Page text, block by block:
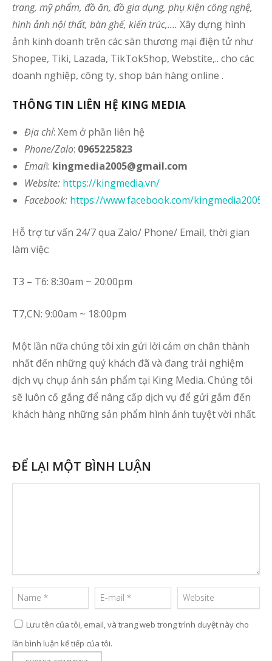
trang, mỹ phẩm, đồ ăn, đồ gia dụng, phụ kiện công nghệ,
hình ảnh nội thất, bàn ghế, kiến trúc,…. Xây dựng hình
ảnh kinh doanh trên các sàn thương mại điện tử như
Shopee, Tiki, Lazada, TikTokShop, Webstite,.. cho các
doanh nghiệp, công ty, shop bán hàng online .
THÔNG TIN LIÊN HỆ KING MEDIA
Địa chỉ: Xem ở phần liên hệ
Phone/Zalo: 0965225823
Email: kingmedia2005@gmail.com
Website: https://kingmedia.vn/
Facebook: https://www.facebook.com/kingmedia2005
Hỗ trợ tư vấn 24/7 qua Zalo/ Phone/ Email, thời gian
làm việc:
T3 – T6: 8:30am ~ 20:00pm
T7,CN: 9:00am ~ 18:00pm
Một lần nữa chúng tôi xin gửi lời cảm ơn chân thành
nhất đến những quý khách đã và đang trải nghiệm
dịch vụ chụp ảnh sản phẩm tại King Media. Chúng tôi
sẽ luôn cố gắng để nâng cấp dịch vụ để gửi gắm đến
khách hàng những sản phẩm hình ảnh tuyệt vời nhất.
ĐỂ LẠI MỘT BÌNH LUẬN
Lưu tên của tôi, email, và trang web trong trình duyệt này cho
lần bình luận kế tiếp của tôi.